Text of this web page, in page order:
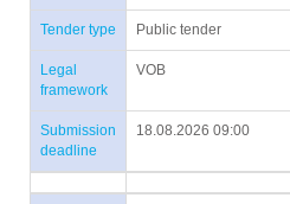
Tender type Public tender
Legal
framework
VOB
Submission
deadline
18.08.2026 09:00